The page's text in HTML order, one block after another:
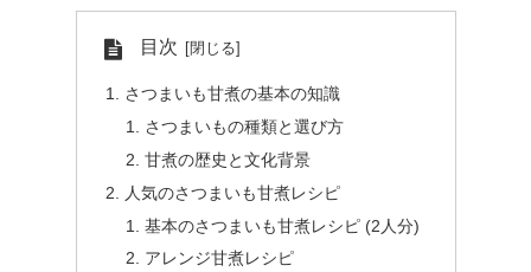
目次
さつまいも甘煮の基本の知識
さつまいもの種類と選び方
甘煮の歴史と文化背景
人気のさつまいも甘煮レシピ
基本のさつまいも甘煮レシピ (2人分)
アレンジ甘煮レシピ